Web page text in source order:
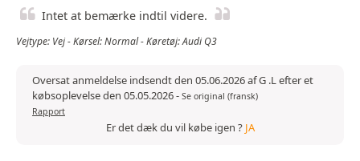
Intet at bemærke indtil videre.
Vejtype: Vej - Kørsel: Normal - Køretøj: Audi Q3
Oversat anmeldelse indsendt den 05.06.2026 af G .L efter et
købsoplevelse den 05.05.2026- Se original (fransk)
Rapport
Er det dæk du vil købe igen ? JA